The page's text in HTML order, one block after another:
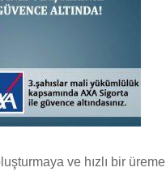
ve hızlı bir üreme